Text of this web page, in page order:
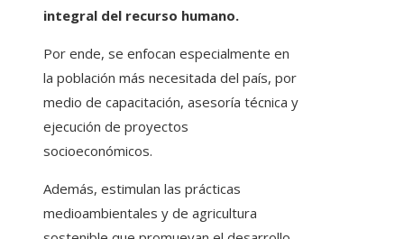
integral del recurso humano.
Por ende, se enfocan especialmente en
la población más necesitada del país, por
medio de capacitación, asesoría técnica y
ejecución de proyectos
socioeconómicos.
Además, estimulan las prácticas
medioambientales y de agricultura